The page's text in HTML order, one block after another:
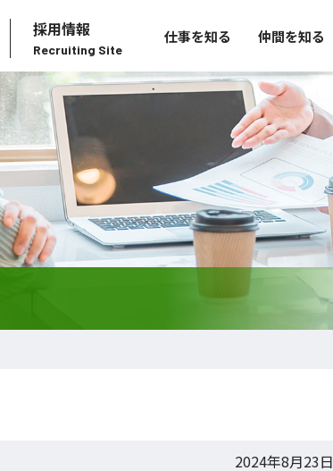
採用情報
Recruiting Site
仕事を知る 仲間を知る
2024年8月23日